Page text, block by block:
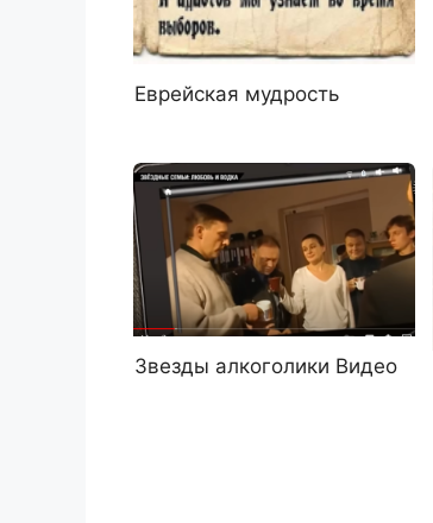
Еврейская мудрость
Звезды алкоголики Видео